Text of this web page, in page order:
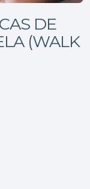
DE
(WALK